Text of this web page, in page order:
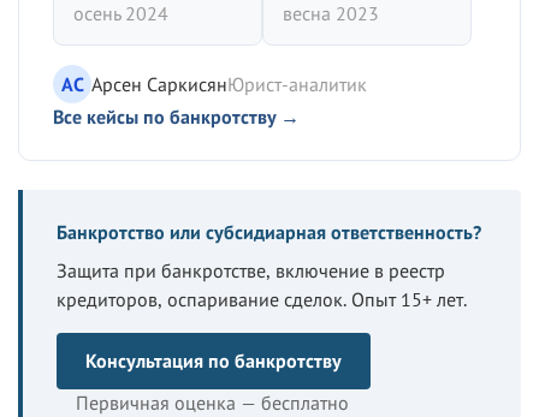
осень 2024
весна 2023
АС Арсен СаркисянЮрист-аналитик
Все кейсы по банкротству →
Банкротство или субсидиарная ответственность?
Защита при банкротстве, включение в реестр
кредиторов, оспаривание сделок. Опыт 15+ лет.
Консультация по банкротству
Первичная оценка — бесплатно